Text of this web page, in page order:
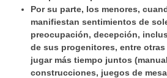
Por su parte, los menores,
manifiestan sentimientos de
preocupación, decepción,
de sus progenitores, entre
jugar más tiempo juntos
construcciones, juegos de